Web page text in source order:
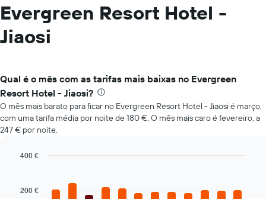
Evergreen Resort Hotel -
Jiaosi
Qual é o mês com as tarifas mais baixas no Evergreen
Resort Hotel - Jiaosi?
O mês mais barato para ficar no Evergreen Resort Hotel - Jiaosi é março,
com uma tarifa média por noite de 180 €. O mês mais caro é fevereiro, a
247 € por noite.
with
12
200 €
400 €